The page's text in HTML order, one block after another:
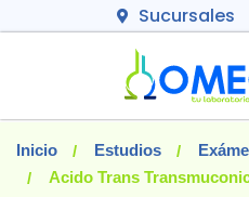
Sucursales
Inicio Estudios
Acido Trans